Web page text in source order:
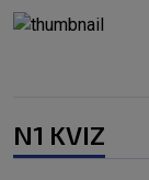
N1 KVIZ